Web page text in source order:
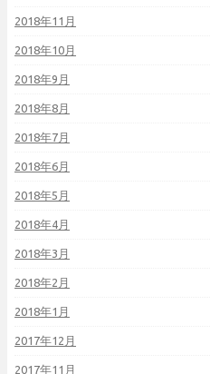
2018年11月
2018年10月
2018年9月
2018年8月
2018年7月
2018年6月
2018年5月
2018年4月
2018年3月
2018年2月
2018年1月
2017年12月
2017年11月